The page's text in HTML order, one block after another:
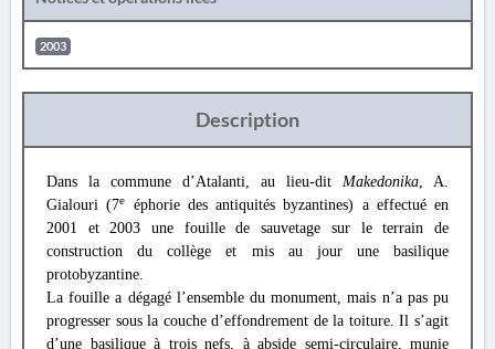
2003
Description
Dans la commune d’Atalanti, au lieu-dit Makedonika, A.
Gialouri (7e
éphorie des antiquités byzantines) a effectué en
2001 et 2003 une fouille de sauvetage sur le terrain de
construction du collège et mis au jour une basilique
protobyzantine.
La fouille a dégagé l’ensemble du monument, mais n’a pas pu
progresser sous la couche d’effondrement de la toiture. Il s’agit
d’une basilique à trois nefs, à abside semi-circulaire, munie